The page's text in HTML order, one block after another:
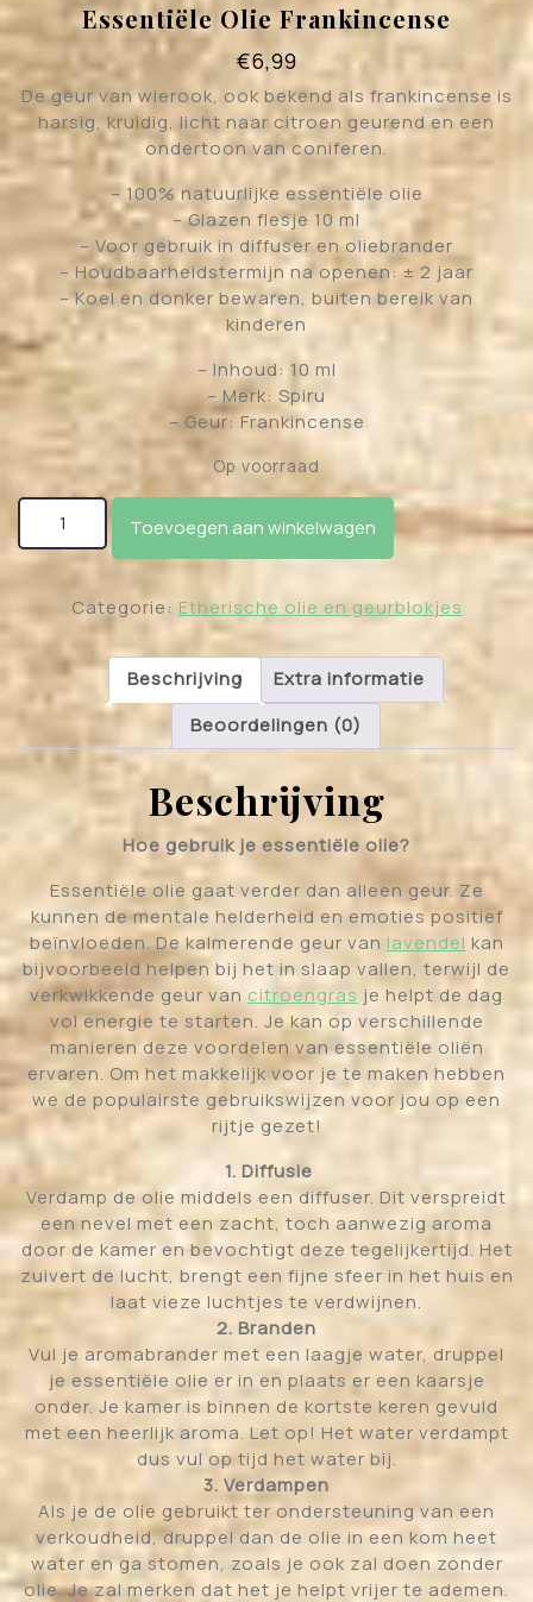
Essentiële Olie Frankincense
€6,99
De geur van wierook, ook bekend als frankincense is
harsig, kruidig, licht naar citroen geurend en een
ondertoon van coniferen.
– 100% natuurlijke essentiële olie
– Glazen flesje 10 ml
– Voor gebruik in diffuser en oliebrander
– Houdbaarheidstermijn na openen: ± 2 jaar
– Koel en donker bewaren, buiten bereik van
kinderen
– Inhoud: 10 ml
– Merk: Spiru
– Geur: Frankincense
Op voorraad
Essentiële Olie Frankincense aantal
Toevoegen aan winkelwagen
Categorie: Etherische olie en geurblokjes
Beschrijving
Extra informatie
Beoordelingen (0)
Beschrijving
Hoe gebruik je essentiële olie?
Essentiële olie gaat verder dan alleen geur. Ze
kunnen de mentale helderheid en emoties positief
beïnvloeden. De kalmerende geur van lavendel kan
bijvoorbeeld helpen bij het in slaap vallen, terwijl de
verkwikkende geur van citroengras je helpt de dag
vol energie te starten. Je kan op verschillende
manieren deze voordelen van essentiële oliën
ervaren. Om het makkelijk voor je te maken hebben
we de populairste gebruikswijzen voor jou op een
rijtje gezet!
1. Diffusie
Verdamp de olie middels een diffuser. Dit verspreidt
een nevel met een zacht, toch aanwezig aroma
door de kamer en bevochtigt deze tegelijkertijd. Het
zuivert de lucht, brengt een fijne sfeer in het huis en
laat vieze luchtjes te verdwijnen.
2. Branden
Vul je aromabrander met een laagje water, druppel
je essentiële olie er in en plaats er een kaarsje
onder. Je kamer is binnen de kortste keren gevuld
met een heerlijk aroma. Let op! Het water verdampt
dus vul op tijd het water bij.
3. Verdampen
Als je de olie gebruikt ter ondersteuning van een
verkoudheid, druppel dan de olie in een kom heet
water en ga stomen, zoals je ook zal doen zonder
olie. Je zal merken dat het je helpt vrijer te ademen.